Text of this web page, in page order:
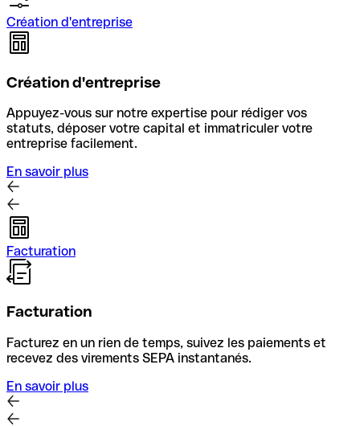
Création d'entreprise
Création d'entreprise
Appuyez-vous sur notre expertise pour rédiger vos
statuts, déposer votre capital et immatriculer votre
entreprise facilement.
En savoir plus
Facturation
Facturation
Facturez en un rien de temps, suivez les paiements et
recevez des virements SEPA instantanés.
En savoir plus